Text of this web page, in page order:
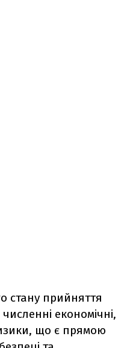
стану прийняття
економічні,
що є прямою